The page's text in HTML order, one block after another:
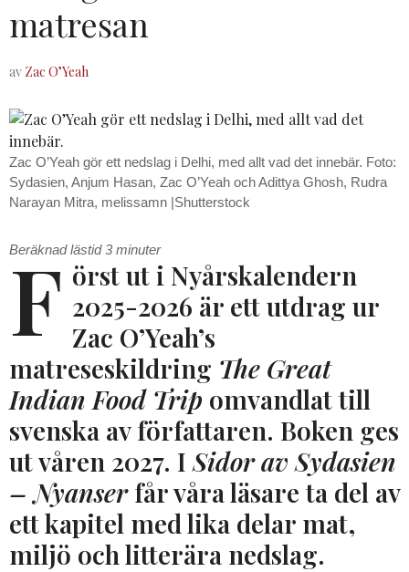
matresan
av Zac O’Yeah
Zac O’Yeah gör ett nedslag i Delhi, med allt vad det innebär. Foto:
Sydasien, Anjum Hasan, Zac O’Yeah och Adittya Ghosh, Rudra
Narayan Mitra, melissamn |Shutterstock
Beräknad lästid3 minuter
F örst ut i Nyårskalendern
2025-2026 är ett utdrag ur
Zac O’Yeah’s
matreseskildring The Great
Indian Food Trip omvandlat till
svenska av författaren. Boken ges
ut våren 2027. ISidor av Sydasien
– Nyanserfår våra läsare ta del av
ett kapitel med lika delar mat,
miljö och litterära nedslag.